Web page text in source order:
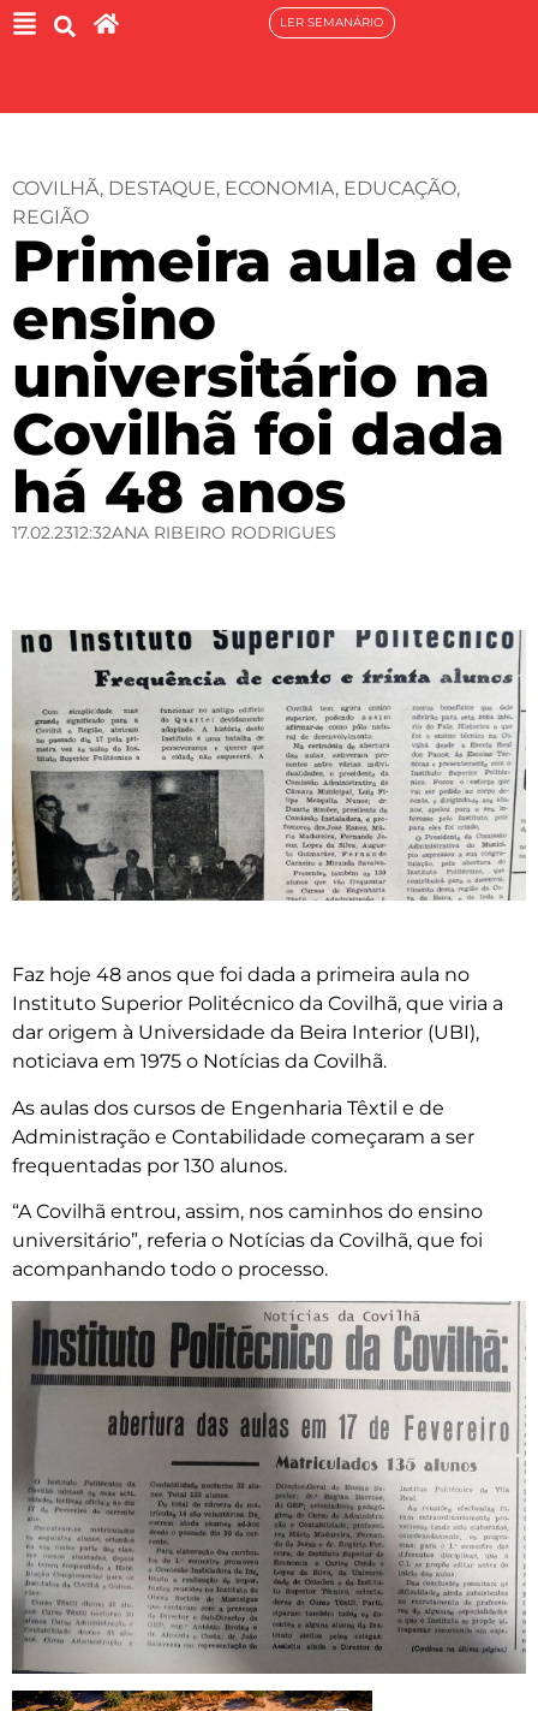
LER SEMANÁRIO
COVILHÃ, DESTAQUE, ECONOMIA, EDUCAÇÃO,
REGIÃO
Primeira aula de
ensino
universitário na
Covilhã foi dada
há 48 anos
17.02.2312:32ANA RIBEIRO RODRIGUES
Faz hoje 48 anos que foi dada a primeira aula no
Instituto Superior Politécnico da Covilhã, que viria a
dar origem à Universidade da Beira Interior (UBI),
noticiava em 1975 o Notícias da Covilhã.
As aulas dos cursos de Engenharia Têxtil e de
Administração e Contabilidade começaram a ser
frequentadas por 130 alunos.
“A Covilhã entrou, assim, nos caminhos do ensino
universitário”, referia o Notícias da Covilhã, que foi
acompanhando todo o processo.